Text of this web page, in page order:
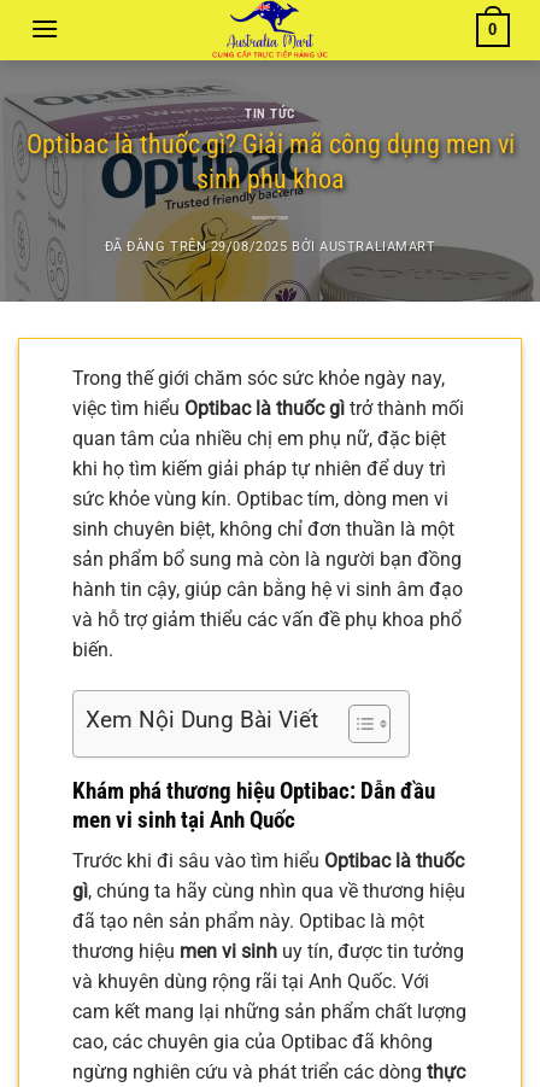
dung
0
TIN TỨC
Optibac là thuốc gì? Giải mã công dụng men vi
sinh phụ khoa
ĐÃ ĐĂNG TRÊN29/08/2025 BỞIAUSTRALIAMART
Trong thế giới chăm sóc sức khỏe ngày nay,
việc tìm hiểu Optibac là thuốc gì trở thành mối
quan tâm của nhiều chị em phụ nữ, đặc biệt
khi họ tìm kiếm giải pháp tự nhiên để duy trì
sức khỏe vùng kín. Optibac tím, dòng men vi
sinh chuyên biệt, không chỉ đơn thuần là một
sản phẩm bổ sung mà còn là người bạn đồng
hành tin cậy, giúp cân bằng hệ vi sinh âm đạo
và hỗ trợ giảm thiểu các vấn đề phụ khoa phổ
biến.
Xem Nội Dung Bài Viết
Khám phá thương hiệu Optibac: Dẫn đầu
men vi sinh tại Anh Quốc
Trước khi đi sâu vào tìm hiểu Optibac là thuốc
gì, chúng ta hãy cùng nhìn qua về thương hiệu
đã tạo nên sản phẩm này. Optibac là một
thương hiệu men vi sinh uy tín, được tin tưởng
và khuyên dùng rộng rãi tại Anh Quốc. Với
cam kết mang lại những sản phẩm chất lượng
cao, các chuyên gia của Optibac đã không
ngừng nghiên cứu và phát triển các dòng thực